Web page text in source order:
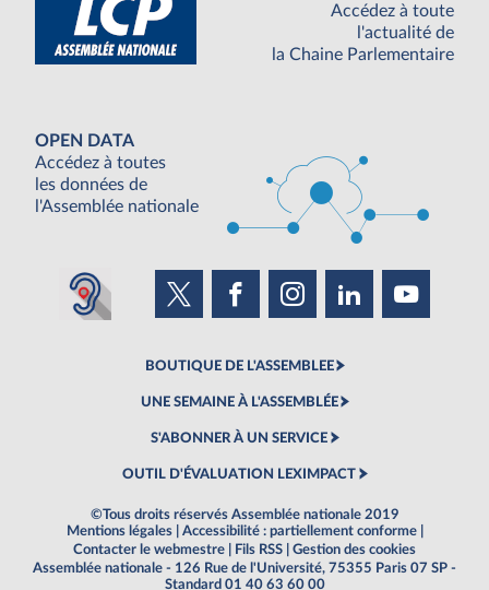
Accédez à toute
l'actualité de
la Chaine Parlementaire
OPEN DATA
Accédez à toutes
les données de
l'Assemblée nationale
BOUTIQUE DE L'ASSEMBLEE
UNE SEMAINE À L'ASSEMBLÉE
S'ABONNER À UN SERVICE
OUTIL D'ÉVALUATION LEXIMPACT
©Tous droits réservés Assemblée nationale 2019
Mentions légales
Accessibilité : partiellement conforme
Contacter le webmestre
Fils RSS
Gestion des cookies
Assemblée nationale - 126 Rue de l'Université, 75355 Paris 07 SP -
Standard 01 40 63 60 00